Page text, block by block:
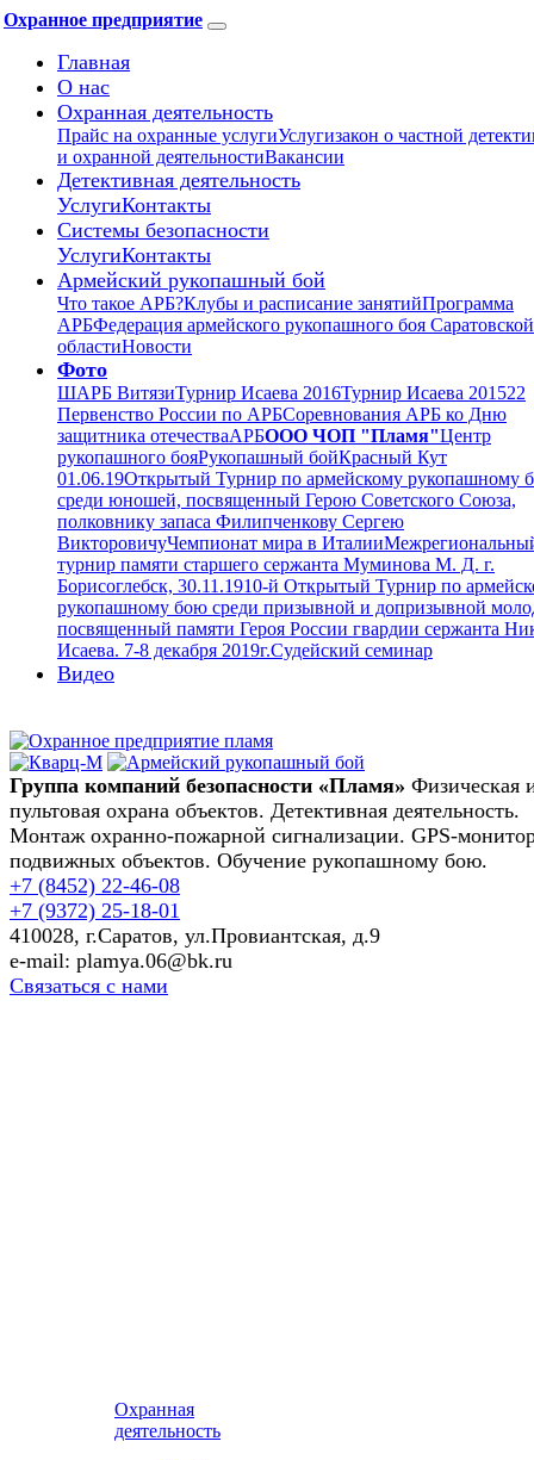
Охранное предприятие
Главная
О нас
Охранная деятельность
Прайс на охранные услугиУслугизакон о частной
и охранной деятельностиВакансии
Детективная деятельность
УслугиКонтакты
Системы безопасности
УслугиКонтакты
Армейский рукопашный бой
Что такое АРБ?Клубы и расписание занятийПрограмма
АРБФедерация армейского рукопашного боя Саратовской
областиНовости
Фото
ШАРБ ВитязиТурнир Исаева 2016Турнир Исаева 201522
Первенство России по АРБСоревнования АРБ ко Дню
защитника отечестваАРБООО ЧОП "Пламя"Центр
рукопашного бояРукопашный бойКрасный Кут
01.06.19Открытый Турнир по армейскому рукопашному
среди юношей, посвященный Герою Советского Союза,
полковнику запаса Филипченкову Сергею
ВикторовичуЧемпионат мира в Италии
турнир памяти старшего сержанта Муминова М. Д. г.
Борисоглебск, 30.11.1910-й Открытый Турнир по
рукопашному бою среди призывной и допризывной
посвященный памяти Героя России гвардии сержанта
Исаева. 7-8 декабря 2019г.Судейский семинар
Видео
Группа компаний безопасности «Пламя» Физическая
пультовая охрана объектов. Детективная деятельность.
Монтаж охранно-пожарной сигнализации. GPS-
подвижных объектов. Обучение рукопашному бою.
+7 (8452) 22-46-08
+7 (9372) 25-18-01
410028, г.Саратов, ул.Провиантская, д.9
e-mail: plamya.06@bk.ru
Связаться с нами
Охранная
деятельность